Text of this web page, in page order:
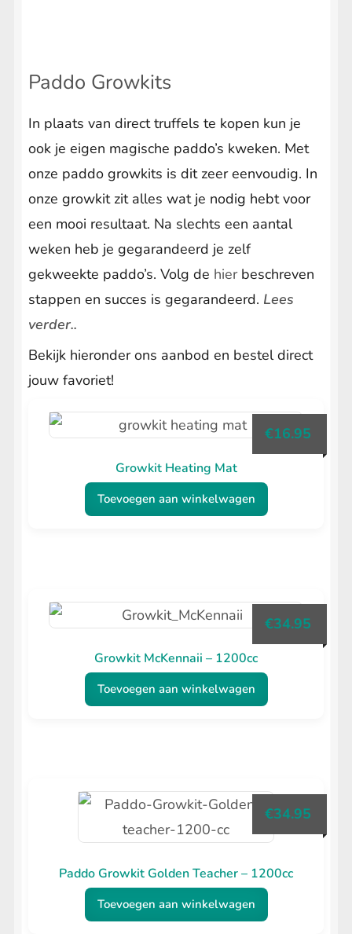
kan
gekozen
worden
op
de
productpagina
Paddo Growkits
In plaats van direct truffels te kopen kun je
ook je eigen magische paddo’s kweken. Met
onze paddo growkits is dit zeer eenvoudig. In
onze growkit zit alles wat je nodig hebt voor
een mooi resultaat. Na slechts een aantal
weken heb je gegarandeerd je zelf
gekweekte paddo’s. Volg de hier beschreven
stappen en succes is gegarandeerd. Lees
verder..
Bekijk hieronder ons aanbod en bestel direct
jouw favoriet!
Growkit Heating Mat
€16.95
Toevoegen aan winkelwagen
Growkit McKennaii – 1200cc
€34.95
Toevoegen aan winkelwagen
Paddo Growkit Golden Teacher – 1200cc
€34.95
Toevoegen aan winkelwagen